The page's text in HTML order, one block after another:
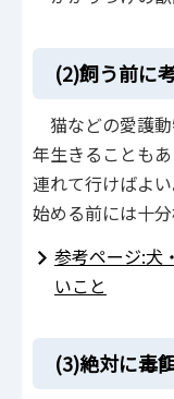
(2)飼う前に
猫などの愛護
年生きることも
連れて行けばよ
始める前には十
参考ページ:犬
いこと
(3)絶対に毒